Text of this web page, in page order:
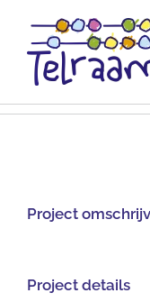
inhoud
Project
Project details